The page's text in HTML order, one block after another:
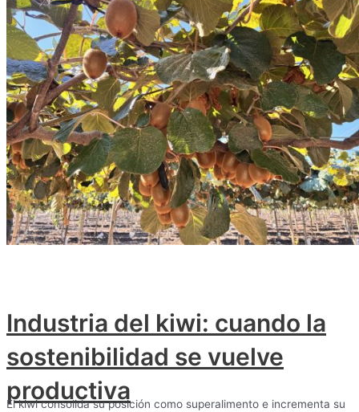
Industria del kiwi: cuando la
sostenibilidad se vuelve
productiva
El kiwi consolida su posición como superalimento e incrementa su